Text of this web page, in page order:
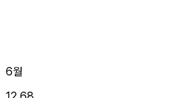
6월